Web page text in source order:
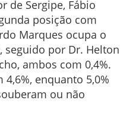
de Sergipe, Fábio
posição com
Marques ocupa o
seguido por Dr. Helton
ambos com 0,4%.
enquanto 5,0%
ou não